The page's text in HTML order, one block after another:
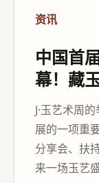
资讯
中国首
幕！藏
J·玉艺术周
展的一项重
分享会、扶
来一场玉艺盛